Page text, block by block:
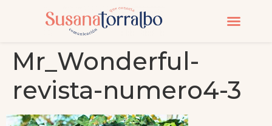
Mr_Wonderful-
revista-numero4-3